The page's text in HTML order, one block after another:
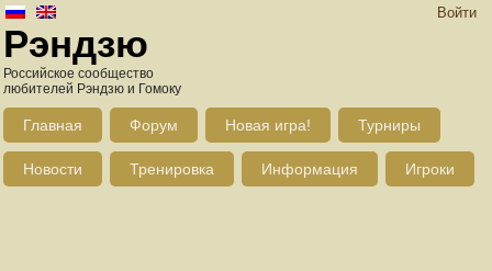
Войти
Рэндзю
Российское сообщество
любителей Рэндзю и Гомоку
Главная Форум Новая игра! Турниры
Новости Тренировка Информация Игроки